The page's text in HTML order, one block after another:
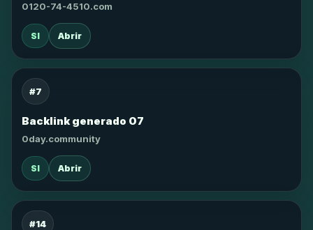
0120-74-4510.com
SI Abrir
#7
Backlink generado 07
0day.community
SI Abrir
#14